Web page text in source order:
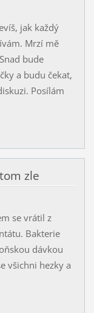
jak každý
Mrzí mě
bude
a budu čekat,
Posílám
zle
se vrátil z
Bakterie
dávkou
všichni hezky a